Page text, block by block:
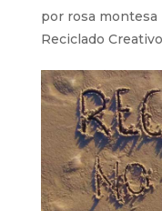
por rosa montesa
Reciclado Creativo